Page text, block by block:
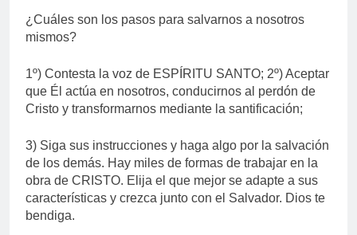
¿Cuáles son los pasos para salvarnos a nosotros
mismos?
1º) Contesta la voz de ESPÍRITU SANTO; 2º) Aceptar
que Él actúa en nosotros, conducirnos al perdón de
Cristo y transformarnos mediante la santificación;
3) Siga sus instrucciones y haga algo por la salvación
de los demás. Hay miles de formas de trabajar en la
obra de CRISTO. Elija el que mejor se adapte a sus
características y crezca junto con el Salvador. Dios te
bendiga.